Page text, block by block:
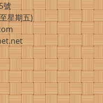
號
星期五)